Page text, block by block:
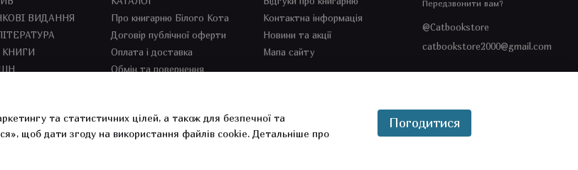
ВИДАННЯ
КНИГИ
Про книгарню Білого Кота
Договір публічної оферти
Оплата і доставка
Обмін та повернення
Контактна інформація
Новини та акції
Мапа сайту
Передзвонити вам?
@Catbookstore
catbookstore2000@gmail.com
та статистичних цілей, а також для безпечної та
щоб дати згоду на використання файлів cookie. Детальніше про
Погодитися